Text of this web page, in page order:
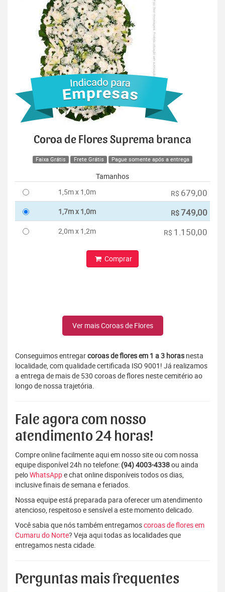
Coroa de Flores Suprema branca
Faixa Grátis Frete Grátis Pague somente após a entrega
Tamanhos
1,5m x 1,0m
R$ 679,00
1,7m x 1,0m R$749,00
2,0m x 1,2m R$ 1.150,00
Comprar
Ver mais Coroas de Flores
Conseguimos entregarcoroas de flores em 1 a 3 horas nesta
localidade, com qualidade certificada ISO 9001! Já realizamos
a entrega de mais de 530 coroas de flores neste cemitério ao
longo de nossa trajetória.
Fale agora com nosso
atendimento 24 horas!
Compre online facilmente aqui em nosso site ou com nossa
equipe disponível 24h no telefone: (94) 4003-4338ou ainda
peloWhatsAppe chat online disponíveis todos os dias,
inclusive finais de semana e feriados.
Nossa equipe está preparada para oferecer um atendimento
atencioso, respeitoso e sensível a este momento delicado.
Você sabia que nós também entregamoscoroas de flores em
Cumaru do Norte? Veja aqui todas as localidades que
entregamos nesta cidade.
Perguntas mais frequentes